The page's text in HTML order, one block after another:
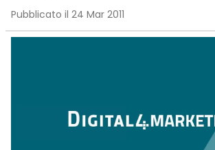
Pubblicato il 24 Mar 2011